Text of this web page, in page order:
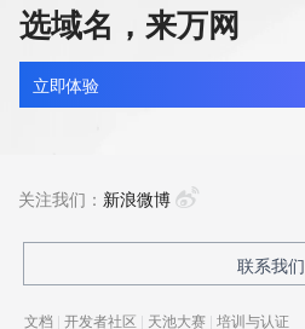
altaviafood.com
最近查询
最近查询
选域名，来万网
立即体验
关注我们： 新浪微博
联系我们
文档 | 开发者社区 | 天池大赛 | 培训与认证